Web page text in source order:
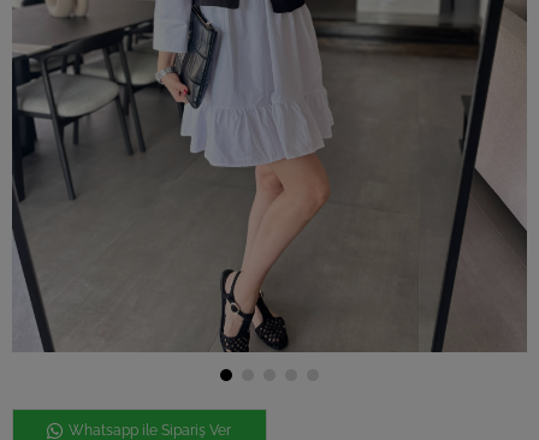
Whatsapp ile Sipariş Ver